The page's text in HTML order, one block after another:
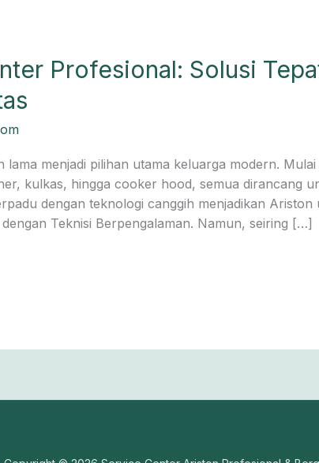
Profesional: Solusi
menjadi pilihan utama keluarga modern.
kulkas, hingga cooker hood, semua dirancang
dengan teknologi canggih menjadikan
Teknisi Berpengalaman. Namun, seiring […]